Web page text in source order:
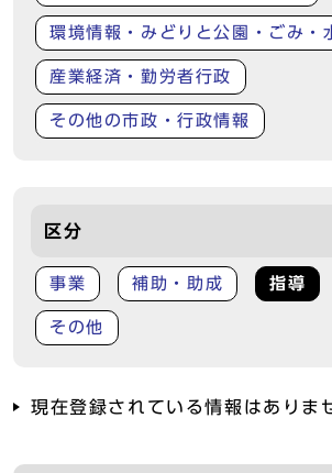
環境情報・みどりと公園・ごみ・
産業経済・勤労者行政
その他の市政・行政情報
区分
事業 補助・助成 指導
その他
現在登録されている情報はありま